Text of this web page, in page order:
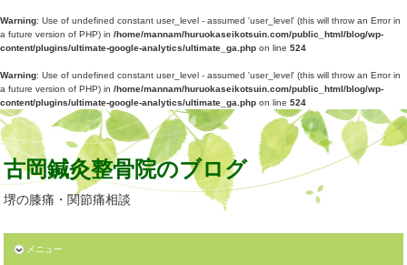
Warning: Use of undefined constant user_level - assumed 'user_level' (this will throw an Error in
a future version of PHP) in /home/mannam/huruokaseikotsuin.com/public_html/blog/wp-
content/plugins/ultimate-google-analytics/ultimate_ga.php on line 524
Warning: Use of undefined constant user_level - assumed 'user_level' (this will throw an Error in
a future version of PHP) in /home/mannam/huruokaseikotsuin.com/public_html/blog/wp-
content/plugins/ultimate-google-analytics/ultimate_ga.php on line 524
古岡鍼灸整骨院のブログ
堺の膝痛・関節痛相談
メニュー